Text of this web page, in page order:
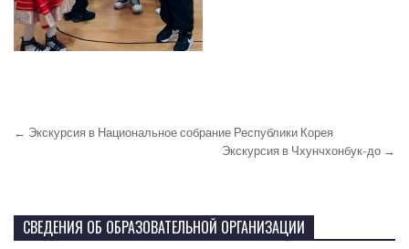
← Экскурсия в Национальное собрание Республики Корея
Экскурсия в Чхунчхонбук-до →
СВЕДЕНИЯ ОБ ОБРАЗОВАТЕЛЬНОЙ ОРГАНИЗАЦИИ